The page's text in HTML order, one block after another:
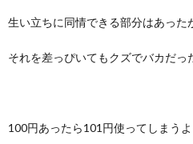
生い立ちに同情できる部分はあった
それを差っぴいてもクズでバカだっ
100円あったら101円使ってしまうよ